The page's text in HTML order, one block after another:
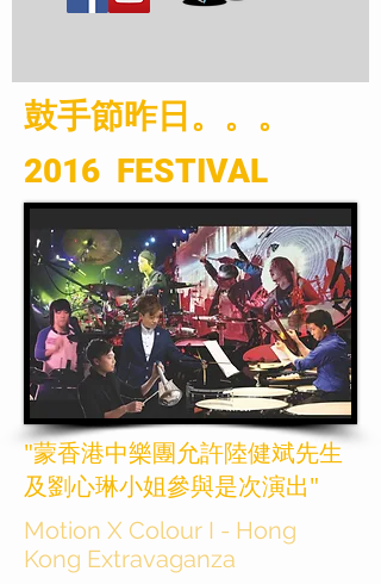
​鼓手節昨日。。。
2016 FESTIVAL
"蒙香港中樂團允許陸健斌先生
及劉心琳小姐參與是次演出"
Motion X Colour I - Hong
Kong Extravaganza